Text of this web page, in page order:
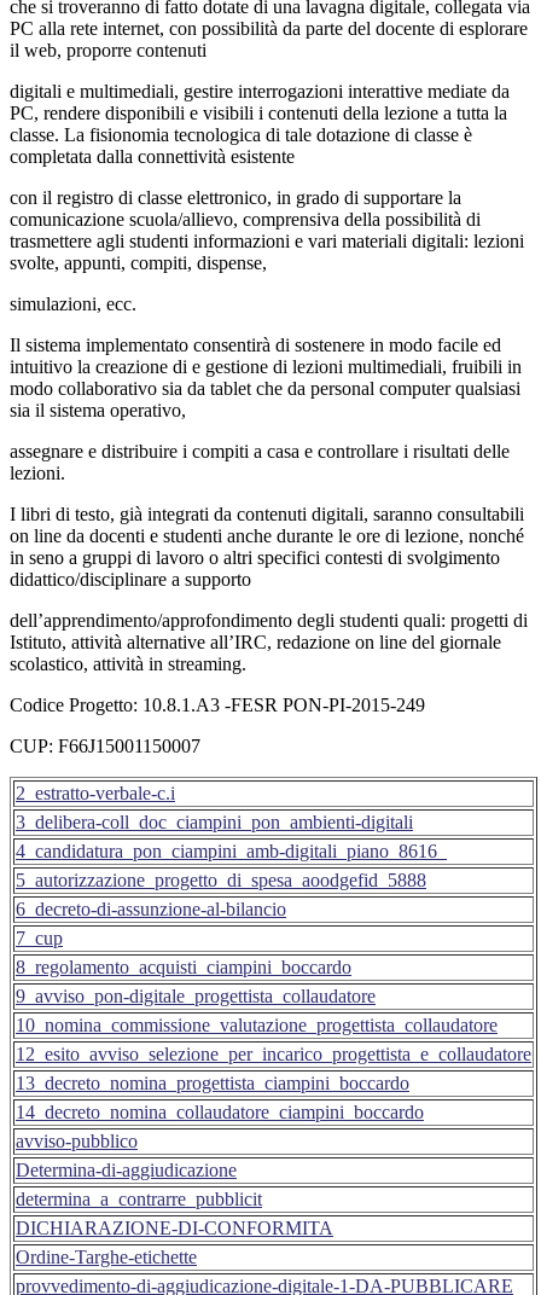
che si troveranno di fatto dotate di una lavagna digitale, collegata via
PC alla rete internet, con possibilità da parte del docente di esplorare
il web, proporre contenuti
digitali e multimediali, gestire interrogazioni interattive mediate da
PC, rendere disponibili e visibili i contenuti della lezione a tutta la
classe. La fisionomia tecnologica di tale dotazione di classe è
completata dalla connettività esistente
con il registro di classe elettronico, in grado di supportare la
comunicazione scuola/allievo, comprensiva della possibilità di
trasmettere agli studenti informazioni e vari materiali digitali: lezioni
svolte, appunti, compiti, dispense,
simulazioni, ecc.
Il sistema implementato consentirà di sostenere in modo facile ed
intuitivo la creazione di e gestione di lezioni multimediali, fruibili in
modo collaborativo sia da tablet che da personal computer qualsiasi
sia il sistema operativo,
assegnare e distribuire i compiti a casa e controllare i risultati delle
lezioni.
I libri di testo, già integrati da contenuti digitali, saranno consultabili
on line da docenti e studenti anche durante le ore di lezione, nonché
in seno a gruppi di lavoro o altri specifici contesti di svolgimento
didattico/disciplinare a supporto
dell’apprendimento/approfondimento degli studenti quali: progetti di
Istituto, attività alternative all’IRC, redazione on line del giornale
scolastico, attività in streaming.
Codice Progetto: 10.8.1.A3 -FESR PON-PI-2015-249
CUP: F66J15001150007
2_estratto-verbale-c.i
3_delibera-coll_doc_ciampini_pon_ambienti-digitali
4_candidatura_pon_ciampini_amb-digitali_piano_8616_
5_autorizzazione_progetto_di_spesa_aoodgefid_5888
6_decreto-di-assunzione-al-bilancio
7_cup
8_regolamento_acquisti_ciampini_boccardo
9_avviso_pon-digitale_progettista_collaudatore
10_nomina_commissione_valutazione_progettista_collaudatore
12_esito_avviso_selezione_per_incarico_progettista_e_collaudatore
13_decreto_nomina_progettista_ciampini_boccardo
14_decreto_nomina_collaudatore_ciampini_boccardo
avviso-pubblico
Determina-di-aggiudicazione
determina_a_contrarre_pubblicit
DICHIARAZIONE-DI-CONFORMITA
Ordine-Targhe-etichette
provvedimento-di-aggiudicazione-digitale-1-DA-PUBBLICARE